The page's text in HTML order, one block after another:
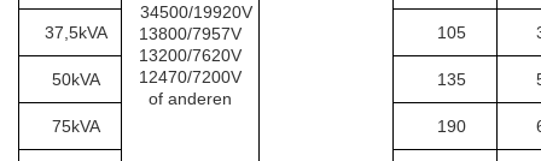
34500/19920V
13800/7957V
13200/7620V
12470/7200V
of anderen
37,5kVA 105
50kVA 135
75kVA 190